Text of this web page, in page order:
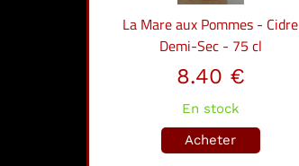
La Mare aux Pommes - Cidre
Demi-Sec - 75 cl
8.40 €
En stock
Acheter